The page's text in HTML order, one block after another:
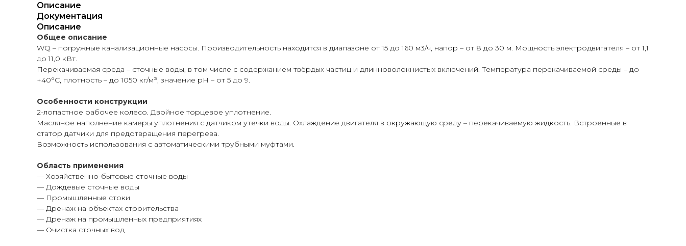
Описание
Документация
Описание
Общее описание
WQ – погружные канализационные насосы. Производительность находится в диапазоне от 15 до 160 м3/ч, напор – от 8 до 30 м. Мощность электродвигателя – от 1,1
до 11,0 кВт.
Перекачиваемая среда – сточные воды, в том числе с содержанием твёрдых частиц и длинноволокнистых включений. Температура перекачиваемой среды – до
+40°С, плотность – до 1050 кг/м³, значение рН – от 5 до 9.
Особенности конструкции
2-лопастное рабочее колесо. Двойное торцевое уплотнение.
Масляное наполнение камеры уплотнения с датчиком утечки воды. Охлаждение двигателя в окружающую среду – перекачиваемую жидкость. Встроенные в
статор датчики для предотвращения перегрева.
Возможность использования с автоматическими трубными муфтами.
Область применения
— Хозяйственно-бытовые сточные воды
— Дождевые сточные воды
— Промышленные стоки
— Дренаж на объектах строительства
— Дренаж на промышленных предприятиях
— Очистка сточных вод